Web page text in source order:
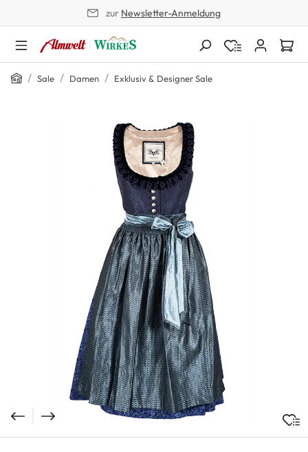
zur Newsletter-Anmeldung
Home
/ Sale / Damen / Exklusiv & Designer Sale